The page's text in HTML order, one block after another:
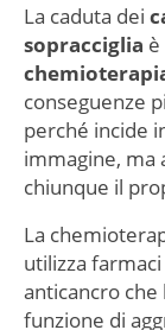
La caduta dei
sopracciglia
conseguenze
perché incide
immagine, ma
chiunque il
La
utilizza farmaci
anticancro che
funzione di